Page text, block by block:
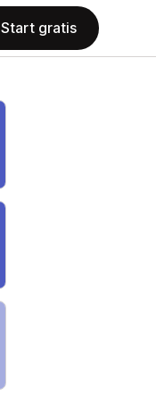
Start gratis